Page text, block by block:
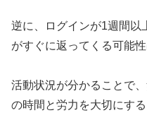
逆に、ログインが1週間以
がすぐに返ってくる可能
活動状況が分かることで
の時間と労力を大切にす